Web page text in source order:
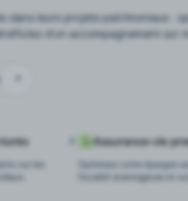
dans leurs projets patrimoniaux :
d'un accompagnement sur
sur les
Assurance-vie
Optimisez votre épargne
fiscalité avantageuse et